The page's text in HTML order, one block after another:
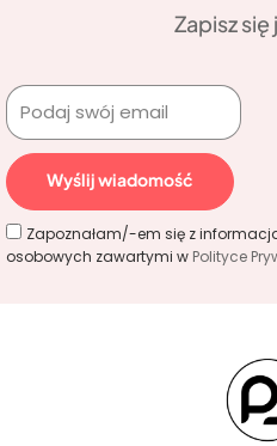
Zapisz się
Zapoznałam/-em się z
osobowych zawartymi w Polityce
Wyślij wiadomość